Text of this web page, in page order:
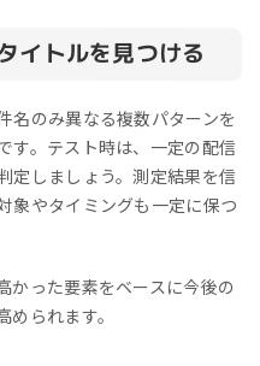
イトルを見つける
名のみ異なる複数パターンを
す。テスト時は、一定の配信
定しましょう。測定結果を信
象やタイミングも一定に保つ
かった要素をベースに今後の
られます。